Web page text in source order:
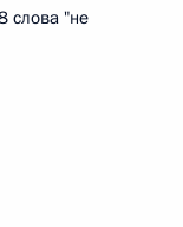
слова "не